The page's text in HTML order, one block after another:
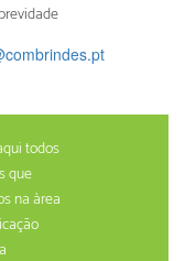
todos
que
na àrea